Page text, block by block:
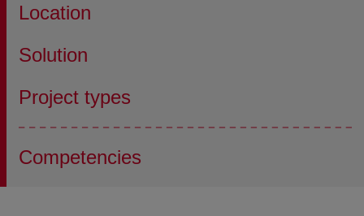
Location
Solution
Project types
Competencies